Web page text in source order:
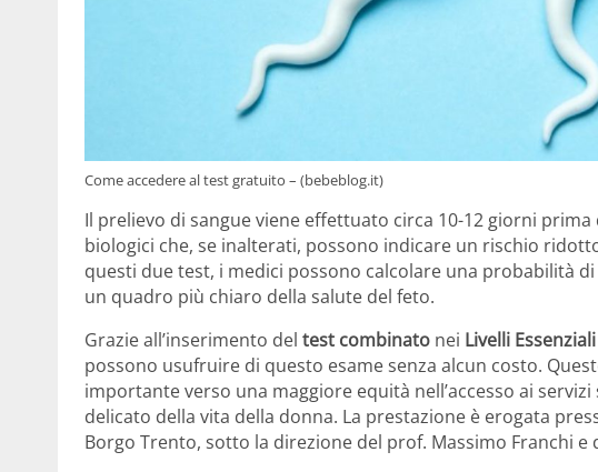
Come accedere al test gratuito – (bebeblog.it)
Il prelievo di sangue viene effettuato circa 10-12 giorni
biologici che, se inalterati, possono indicare un rischio
questi due test, i medici possono calcolare una probabilità
un quadro più chiaro della salute del feto.
Grazie all’inserimento del test combinato nei Livelli
possono usufruire di questo esame senza alcun costo.
importante verso una maggiore equità nell’accesso ai
delicato della vita della donna. La prestazione è erogata
Borgo Trento, sotto la direzione del prof. Massimo Franchi